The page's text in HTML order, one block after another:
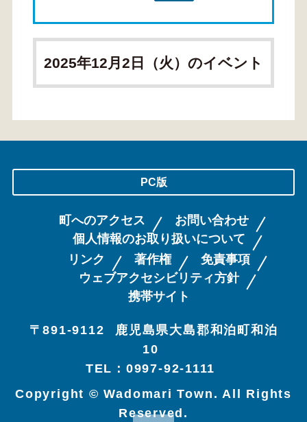
2025年12月2日（火）のイベント
PC版
町へのアクセス
お問い合わせ
個人情報のお取り扱いについて
リンク
著作権
免責事項
ウェブアクセシビリティ方針
携帯サイト
〒891-9112
鹿児島県大島郡和泊町和泊
10
TEL：0997-92-1111
Copyright © Wadomari Town. All Rights
Reserved.